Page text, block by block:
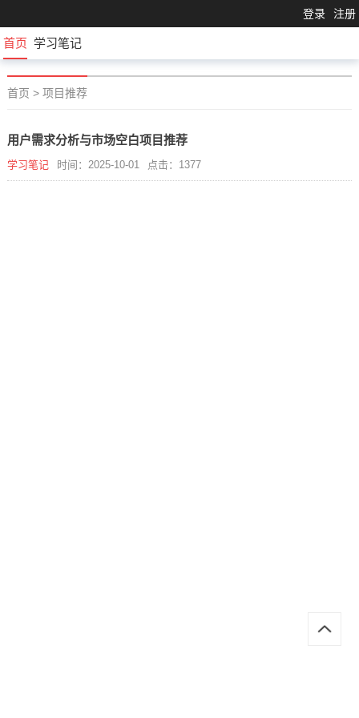
登录 注册
首页 学习笔记
首页 > 项目推荐
用户需求分析与市场空白项目推荐
学习笔记 时间：2025-10-01 点击：1377